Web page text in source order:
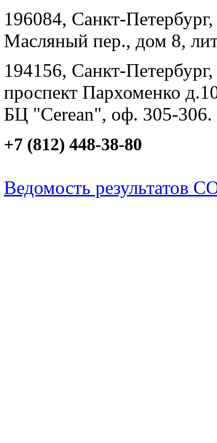
196084, Санкт-Петербург,
Масляный пер., дом 8,
194156, Санкт-Петербург,
проспект Пархоменко
БЦ "Cerean", оф. 305-306.
+7 (812) 448-38-80
Ведомость результатов